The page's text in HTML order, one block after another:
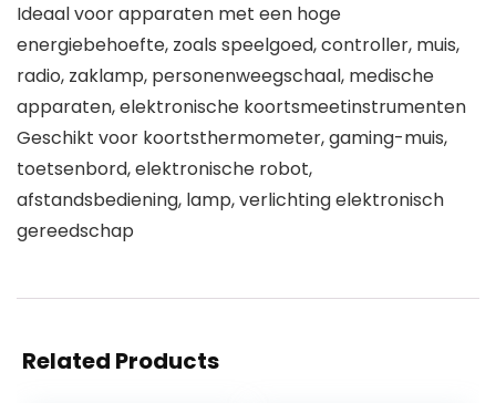
Ideaal voor apparaten met een hoge
energiebehoefte, zoals speelgoed, controller, muis,
radio, zaklamp, personenweegschaal, medische
apparaten, elektronische koortsmeetinstrumenten
Geschikt voor koortsthermometer, gaming-muis,
toetsenbord, elektronische robot,
afstandsbediening, lamp, verlichting elektronisch
gereedschap
Related Products